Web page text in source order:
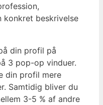
konkret beskrivelse
din profil på
3 pop-op vinduer.
din profil mere
Samtidig bliver du
3-5 % af andre